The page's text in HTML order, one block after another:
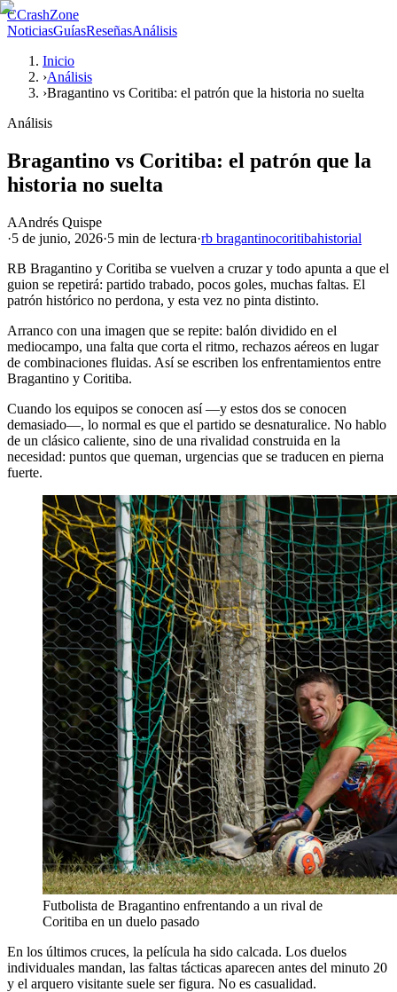
CCrashZone
NoticiasGuíasReseñasAnálisis
Inicio
›Análisis
›Bragantino vs Coritiba: el patrón que la historia no suelta
Análisis
Bragantino vs Coritiba: el patrón que la
historia no suelta
AAndrés Quispe
·5 de junio, 2026·5 min de lectura·rb bragantinocoritibahistorial
RB Bragantino y Coritiba se vuelven a cruzar y todo apunta a que el
guion se repetirá: partido trabado, pocos goles, muchas faltas. El
patrón histórico no perdona, y esta vez no pinta distinto.
Arranco con una imagen que se repite: balón dividido en el
mediocampo, una falta que corta el ritmo, rechazos aéreos en lugar
de combinaciones fluidas. Así se escriben los enfrentamientos entre
Bragantino y Coritiba.
Cuando los equipos se conocen así —y estos dos se conocen
demasiado—, lo normal es que el partido se desnaturalice. No hablo
de un clásico caliente, sino de una rivalidad construida en la
necesidad: puntos que queman, urgencias que se traducen en pierna
fuerte.
Futbolista de Bragantino enfrentando a un rival de
Coritiba en un duelo pasado
En los últimos cruces, la película ha sido calcada. Los duelos
individuales mandan, las faltas tácticas aparecen antes del minuto 20
y el arquero visitante suele ser figura. No es casualidad.